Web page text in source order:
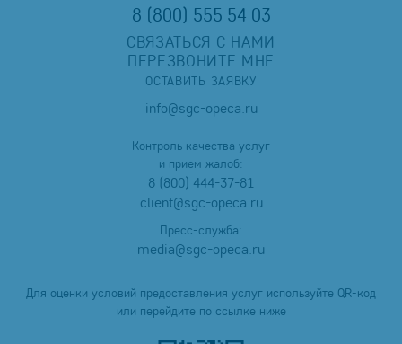
8 (800) 555 54 03
СВЯЗАТЬСЯ С НАМИ
ПЕРЕЗВОНИТЕ МНЕ
ОСТАВИТЬ ЗАЯВКУ
info@sgc-opeca.ru
Контроль качества услуг
и прием жалоб:
8 (800) 444-37-81
client@sgc-opeca.ru
Пресс-служба:
media@sgc-opeca.ru
Для оценки условий предоставления услуг используйте QR-код
или перейдите по ссылке ниже